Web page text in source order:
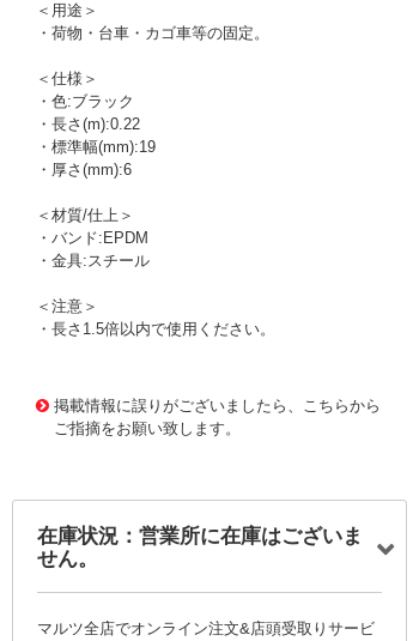
＜用途＞
・荷物・台車・カゴ車等の固定。
＜仕様＞
・色:ブラック
・長さ(m):0.22
・標準幅(mm):19
・厚さ(mm):6
＜材質/仕上＞
・バンド:EPDM
・金具:スチール
＜注意＞
・長さ1.5倍以内で使用ください。
掲載情報に誤りがございましたら、こちらから
ご指摘をお願い致します。
在庫状況：営業所に在庫はございま
せん。
マルツ全店でオンライン注文&店頭受取りサービ